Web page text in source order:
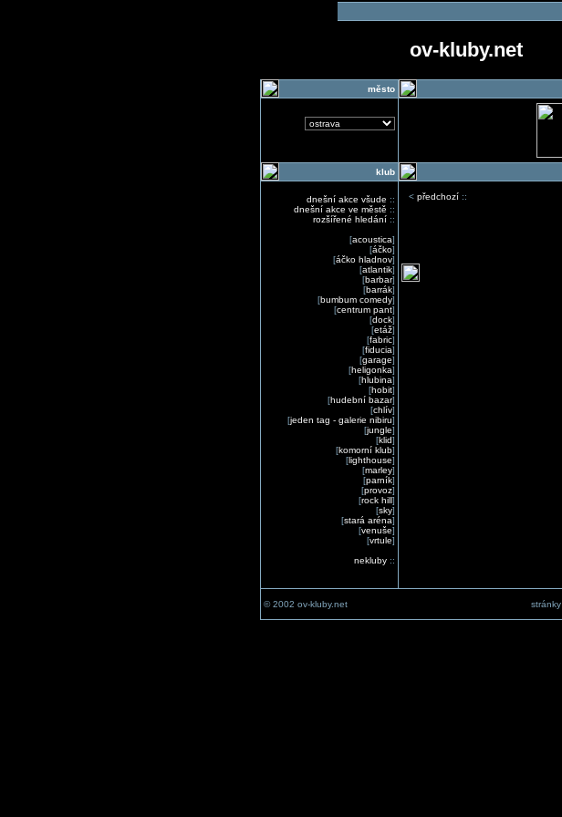
ov-kluby.net
město
klub
dnešní akce všude ::
dnešní akce ve městě ::
rozšířené hledání::
[acoustica]
[áčko]
[áčko hladnov]
[atlantik]
[barbar]
[barrák]
[bumbum comedy]
[centrum pant]
[dock]
[etáž]
[fabric]
[fiducia]
[garage]
[heligonka]
[hlubina]
[hobit]
[hudební bazar]
[chlív]
[jeden tag - galerie nibiru]
[jungle]
[klid]
[komorní klub]
[lighthouse]
[marley]
[parník]
[provoz]
[rock hill]
[sky]
[stará aréna]
[venuše]
[vrtule]
nekluby::
< předchozí::
© 2002 ov-kluby.net